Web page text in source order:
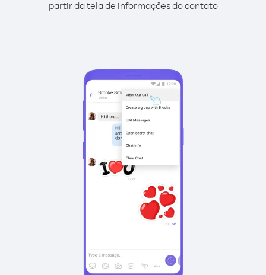
partir da tela de informações do contato